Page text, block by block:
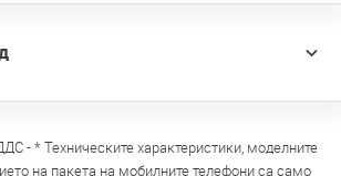
- * Техническите характеристики, моделните
на пакета на мобилните телефони са само